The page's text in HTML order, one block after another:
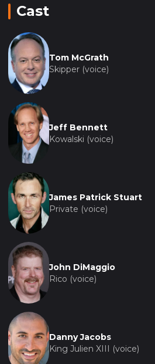
Cast
Tom McGrath
Skipper (voice)
Jeff Bennett
Kowalski (voice)
James Patrick Stuart
Private (voice)
John DiMaggio
Rico (voice)
Danny Jacobs
King Julien XIII (voice)